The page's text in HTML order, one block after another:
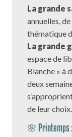
La grande
annuelles,
thématique
La grande
espace de
Blanche » à
deux
de leur choix.
🌸 Printemps